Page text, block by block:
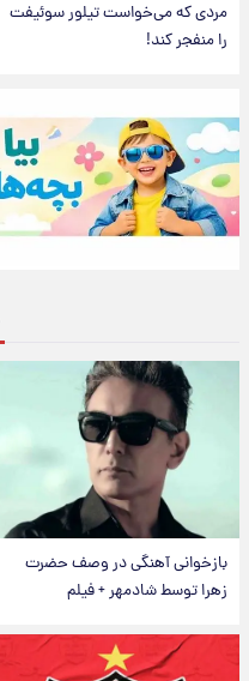
مردی که می‌خواست تیلور سوئیفت
را منفجر کند!
بازخوانی آهنگی در وصف حضرت
زهرا توسط شادمهر + فیلم